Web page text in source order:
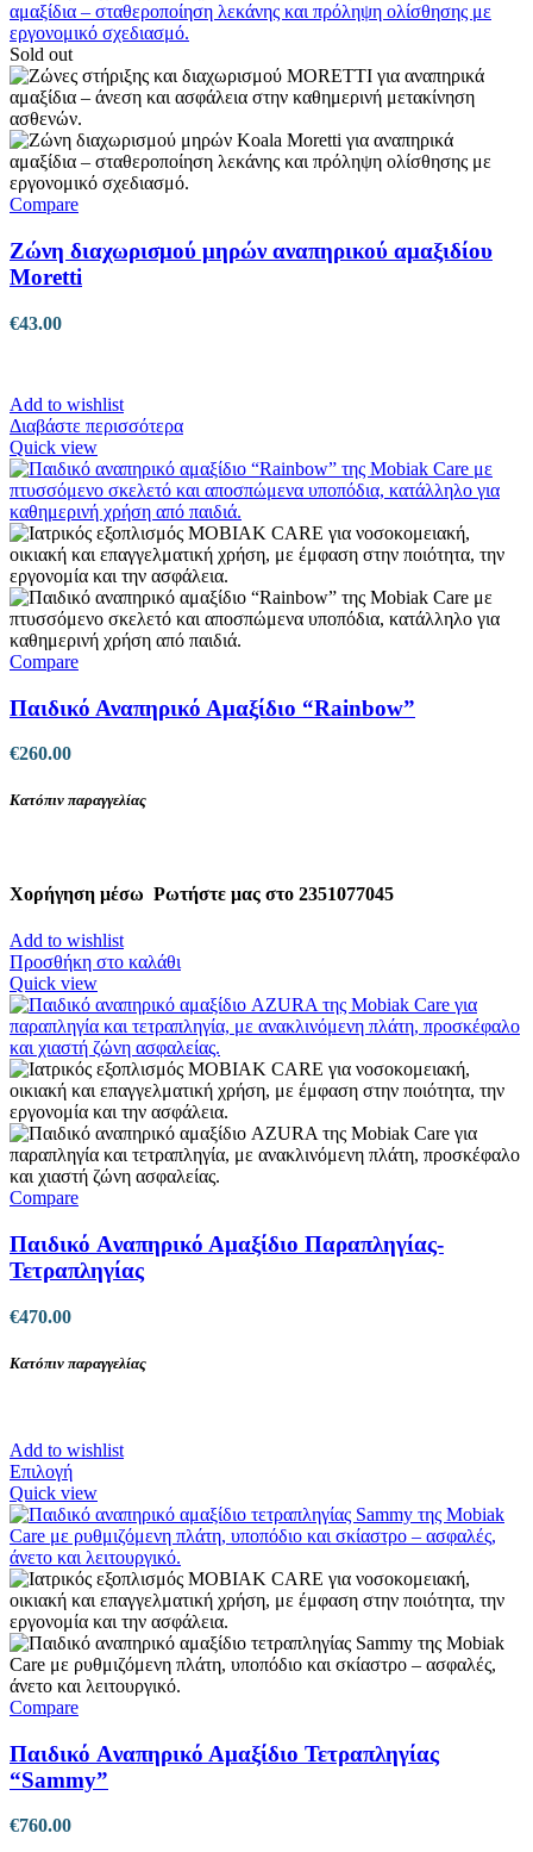
Sold out
Compare
Ζώνη διαχωρισμού μηρών αναπηρικού αμαξιδίου
Moretti
€43.00
Add to wishlist
Διαβάστε περισσότερα
Quick view
Compare
Παιδικό Αναπηρικό Αμαξίδιο “Rainbow”
€260.00
Κατόπιν παραγγελίας
Χορήγηση μέσω Ρωτήστε μας στο 2351077045
Add to wishlist
Προσθήκη στο καλάθι
Quick view
Compare
Παιδικό Aναπηρικό Αμαξίδιο Παραπληγίας-
Τετραπληγίας
€470.00
Κατόπιν παραγγελίας
Add to wishlist
ΕπιλογήΑυτό
το
προϊόν
έχει
πολλαπλές
παραλλαγές.
Οι
επιλογές
μπορούν
να
επιλεγούν
στη
του
προϊόντος
Quick view
Compare
Παιδικό Aναπηρικό Αμαξίδιο Τετραπληγίας
“Sammy”
€760.00